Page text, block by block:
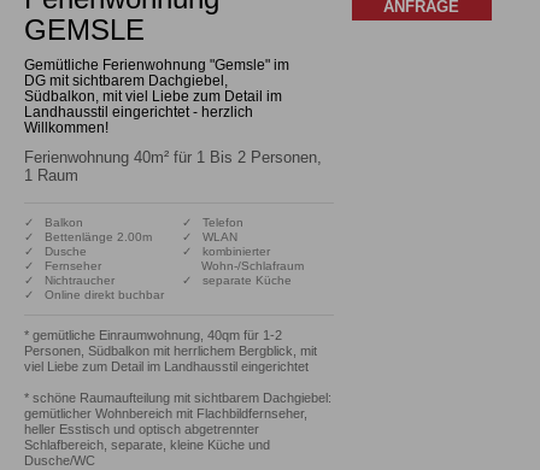
GEMSLE
Gemütliche Ferienwohnung "Gemsle" im
DG mit sichtbarem Dachgiebel,
Südbalkon, mit viel Liebe zum Detail im
Landhausstil eingerichtet - herzlich
Willkommen!
Ferienwohnung 40m² für 1 Bis 2 Personen,
1 Raum
✓ Balkon
✓ Bettenlänge 2.00m
✓ Dusche
✓ Fernseher
✓ Nichtraucher
✓ Online direkt buchbar
✓ Telefon
✓ WLAN
✓ kombinierter
Wohn-/Schlafraum
✓ separate Küche
* gemütliche Einraumwohnung, 40qm für 1-2
Personen, Südbalkon mit herrlichem Bergblick, mit
viel Liebe zum Detail im Landhausstil eingerichtet
* schöne Raumaufteilung mit sichtbarem Dachgiebel:
gemütlicher Wohnbereich mit Flachbildfernseher,
heller Esstisch und optisch abgetrennter
Schlafbereich, separate, kleine Küche und
Dusche/WC
ANFRAGE